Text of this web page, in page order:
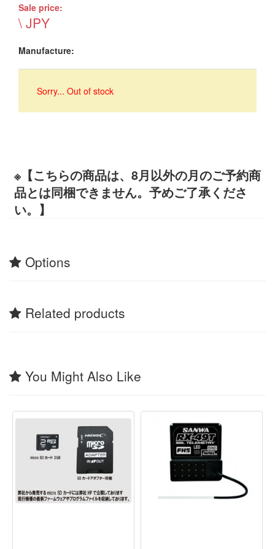
Sale price:
\ JPY
Manufacture:
Sorry... Out of stock
※【こちらの商品は、8月以外の月のご予約商
品とは同梱できません。予めご了承くださ
い。】
Options
Related products
You Might Also Like